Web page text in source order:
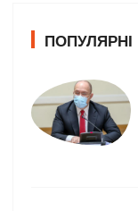
р
ПОПУЛЯРНІ